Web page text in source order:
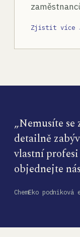
Zjistit více
„Nemusíte
detailně
vlastní
objednejte
ChemEko